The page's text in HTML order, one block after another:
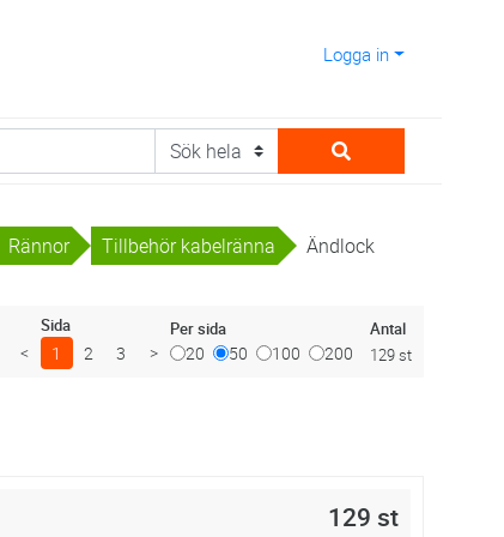
Logga in
Rännor Tillbehör kabelränna Ändlock
Sida
< 1 2 3 >
Per sida
20 50 100 200
Antal
129 st
129 st